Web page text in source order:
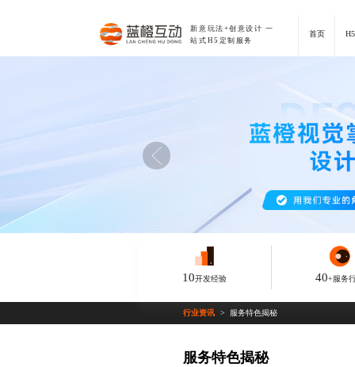
新意玩法+创意设计 一
站式H5定制服务
首页
10开发经验 40+服务
行业资讯 > 服务特色揭秘
服务特色揭秘